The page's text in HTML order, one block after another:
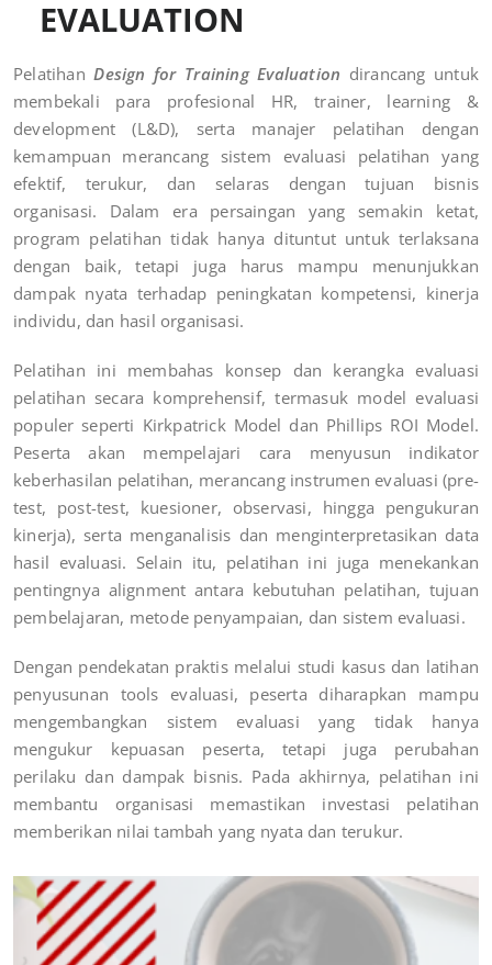
EVALUATION
PelatihanDesign for Training Evaluation dirancang untuk
membekali para profesional HR, trainer, learning &
development (L&D), serta manajer pelatihan dengan
kemampuan merancang sistem evaluasi pelatihan yang
efektif, terukur, dan selaras dengan tujuan bisnis
organisasi. Dalam era persaingan yang semakin ketat,
program pelatihan tidak hanya dituntut untuk terlaksana
dengan baik, tetapi juga harus mampu menunjukkan
dampak nyata terhadap peningkatan kompetensi, kinerja
individu, dan hasil organisasi.
Pelatihan ini membahas konsep dan kerangka evaluasi
pelatihan secara komprehensif, termasuk model evaluasi
populer seperti Kirkpatrick Model dan Phillips ROI Model.
Peserta akan mempelajari cara menyusun indikator
keberhasilan pelatihan, merancang instrumen evaluasi (pre-
test, post-test, kuesioner, observasi, hingga pengukuran
kinerja), serta menganalisis dan menginterpretasikan data
hasil evaluasi. Selain itu, pelatihan ini juga menekankan
pentingnya alignment antara kebutuhan pelatihan, tujuan
pembelajaran, metode penyampaian, dan sistem evaluasi.
Dengan pendekatan praktis melalui studi kasus dan latihan
penyusunan tools evaluasi, peserta diharapkan mampu
mengembangkan sistem evaluasi yang tidak hanya
mengukur kepuasan peserta, tetapi juga perubahan
perilaku dan dampak bisnis. Pada akhirnya, pelatihan ini
membantu organisasi memastikan investasi pelatihan
memberikan nilai tambah yang nyata dan terukur.